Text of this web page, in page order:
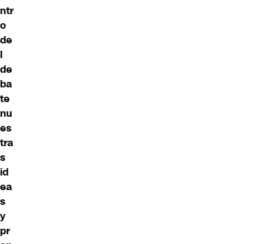
ntr
o
de
l
de
ba
te
nu
es
tra
s
id
ea
s
y
pr